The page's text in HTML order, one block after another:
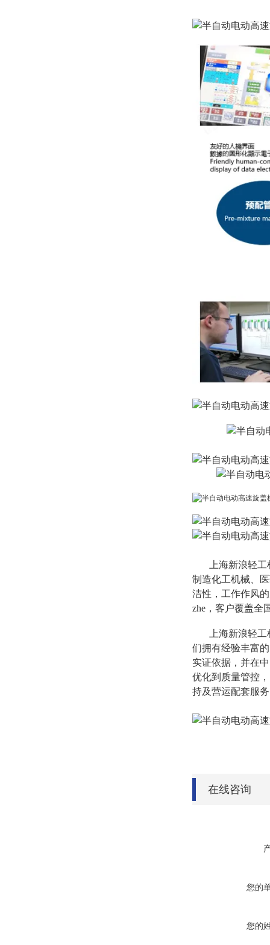
上海新浪轻工机
制造化工机械、
洁性，工作作风
zhe，客户覆盖全
上海新浪轻工机
们拥有经验丰富
实证依据，并在
优化到质量管控，
持及营运配套服
在线咨询
您的
您的